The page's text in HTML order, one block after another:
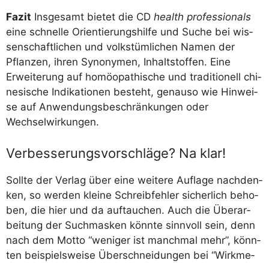
Fazit Ins­ge­samt bie­tet die CD health pro­fes­sio­nals
eine schnel­le Ori­en­tie­rungs­hil­fe und Suche bei wis­
sen­schaft­li­chen und volks­tüm­li­chen Namen der
Pflan­zen, ihren Syn­ony­men, Inhalt­stof­fen. Eine
Erwei­te­rung auf homöo­pa­thi­sche und tra­di­tio­nell chi­
ne­si­sche Indi­ka­tio­nen besteht, genau­so wie Hin­wei­
se auf Anwen­dungs­be­schrän­kun­gen oder
Wechselwirkungen.
Verbesserungsvorschläge? Na klar!
Soll­te der Ver­lag über eine wei­te­re Auf­la­ge nach­den­
ken, so wer­den klei­ne Schreib­feh­ler sicher­lich beho­
ben, die hier und da auf­tau­chen. Auch die Über­ar­
bei­tung der Such­mas­ken könn­te sinn­voll sein, denn
nach dem Mot­to “weni­ger ist manch­mal mehr”, könn­
ten bei­spiels­wei­se Über­schnei­dun­gen bei “Wirk­me­